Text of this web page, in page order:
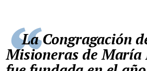
La Congragación de
Misioneras de María